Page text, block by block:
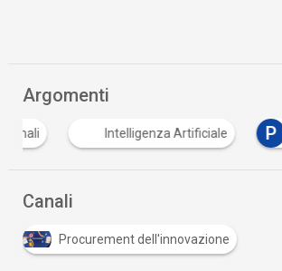
Argomenti
Intelligenza Artificiale P
Canali
Procurement dell'innovazione